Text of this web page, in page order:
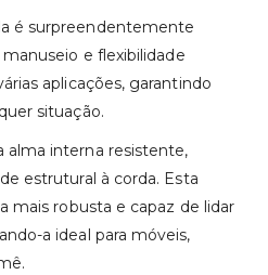
é surpreendentemente
e flexibilidade
aplicações, garantindo
situação.
alma interna resistente,
estrutural à corda. Esta
mais robusta e capaz de lidar
a ideal para móveis,